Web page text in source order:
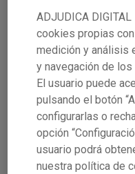
Si dispones de certificado
crear tu cuenta
Con
Si no dispones de
cuenta, y adjuntar tu
DNI, etc..) para que la
ADJUDICA
cookies propias
medición y análisis
y navegación de
El usuario puede
pulsando el botón
configurarlas o
opción
usuario podrá
nuestra política de